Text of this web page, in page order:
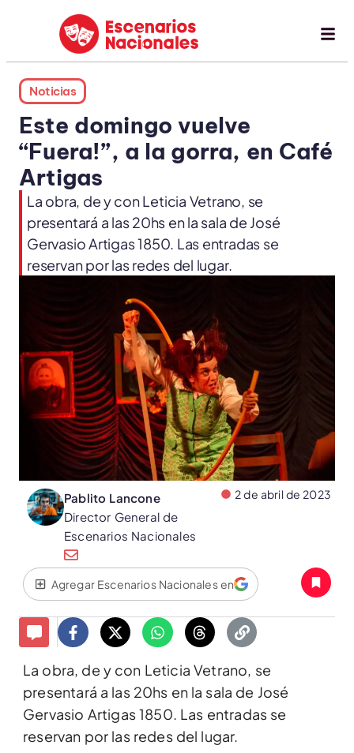
Noticias
Este domingo vuelve
“Fuera!”, a la gorra, en Café
Artigas
La obra, de y con Leticia Vetrano, se
presentará a las 20hs en la sala de José
Gervasio Artigas 1850. Las entradas se
reservan por las redes del lugar.
Pablito Lancone
Director General de
Escenarios Nacionales
2 de abril de 2023
Agregar Escenarios Nacionales en
La obra, de y con Leticia Vetrano, se
presentará a las 20hs en la sala de José
Gervasio Artigas 1850. Las entradas se
reservan por las redes del lugar.